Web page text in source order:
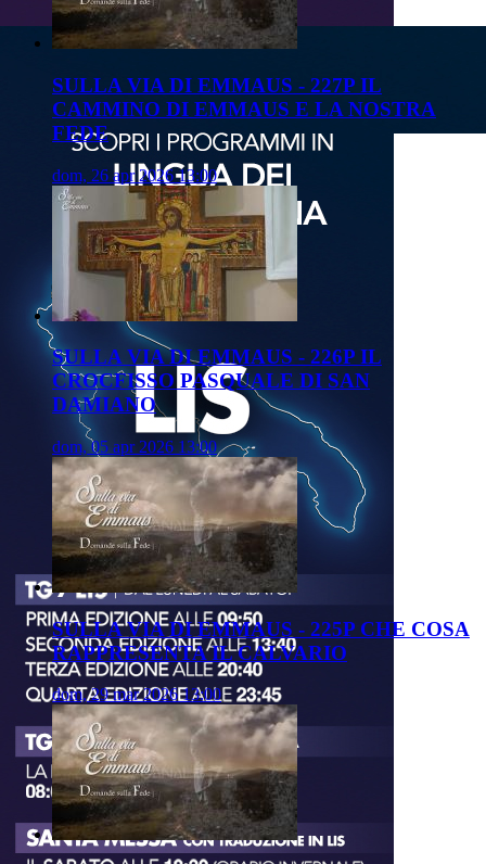
SULLA VIA DI EMMAUS - 227P IL
CAMMINO DI EMMAUS E LA NOSTRA
FEDE
dom, 26 apr 2026 13:00
SULLA VIA DI EMMAUS - 226P IL
CROCFISSO PASQUALE DI SAN
DAMIANO
dom, 05 apr 2026 13:00
SULLA VIA DI EMMAUS - 225P CHE COSA
RAPPRESENTA IL CALVARIO
dom, 29 mar 2026 13:00